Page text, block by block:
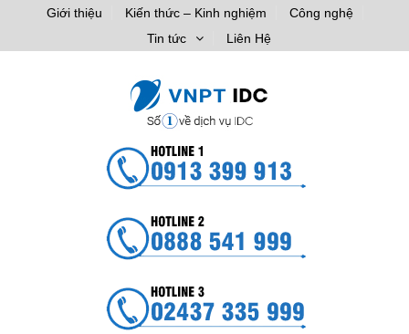
Giới thiệu Kiến thức – Kinh nghiệm
Công nghệ
Tin tức
Liên Hệ